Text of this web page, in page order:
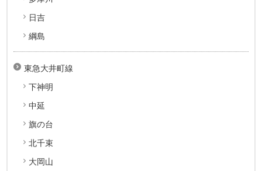
日吉
綱島
東急大井町線
下神明
中延
旗の台
北千束
大岡山